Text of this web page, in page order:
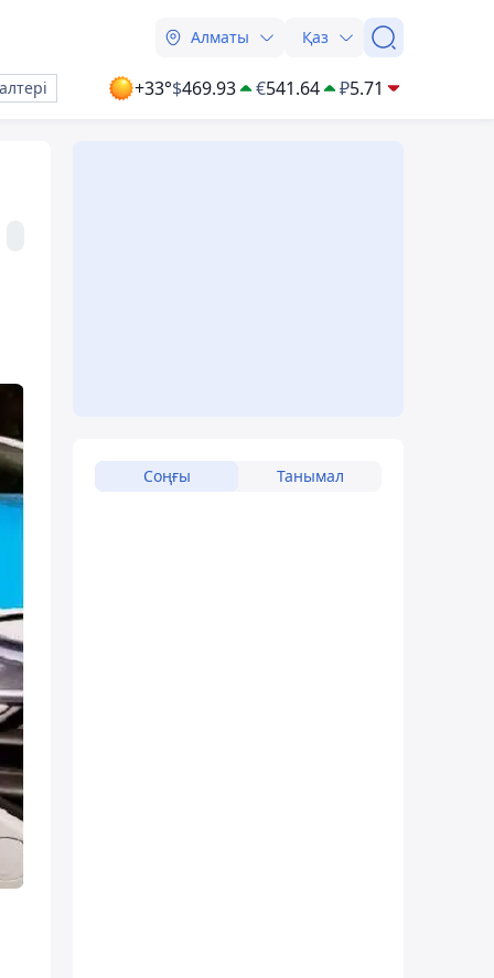
Алматы Қаз
+33°$469.93 €541.64 ₽5.71
Соңғы Танымал